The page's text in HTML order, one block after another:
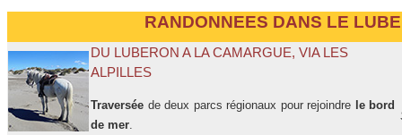
RANDONNEES DANS LE
DU LUBERON A LA CAMARGUE, VIA LES
ALPILLES
Traversée de deux parcs régionaux pour rejoindre le bord
de mer.